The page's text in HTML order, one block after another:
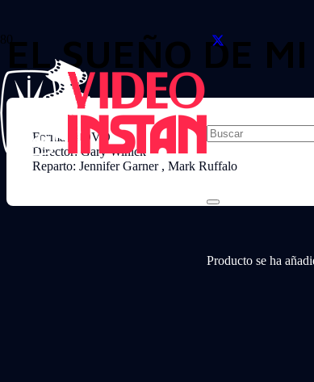
Producto se ha
EL SUEÑO DE
Formato: DVD
Director: Gary Winick
Reparto: Jennifer Garner , Mark Ruffalo